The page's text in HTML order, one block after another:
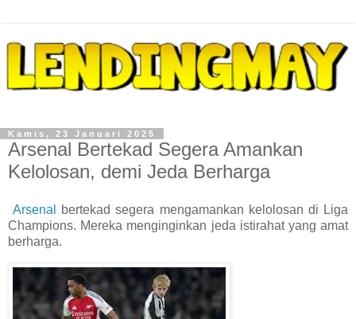
Kamis, 23 Januari 2025
Arsenal Bertekad Segera Amankan
Kelolosan, demi Jeda Berharga
Arsenal
bertekad segera mengamankan kelolosan di Liga
Champions. Mereka menginginkan jeda istirahat yang amat
berharga.